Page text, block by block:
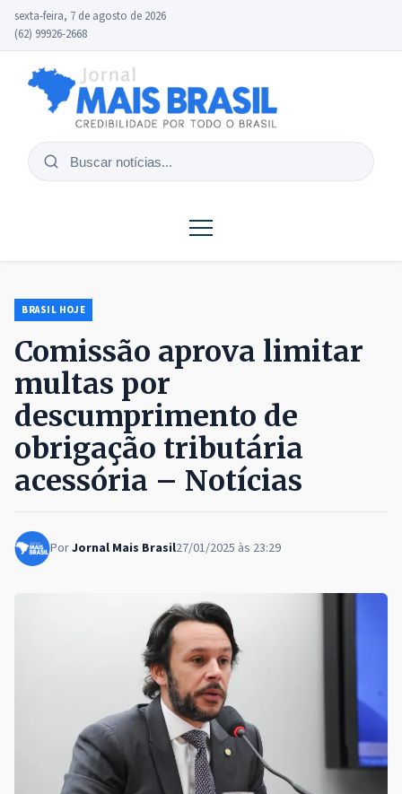
sexta-feira, 7 de agosto de 2026
(62) 99926-2668
Buscar
BRASIL HOJE
Comissão aprova limitar
multas por
descumprimento de
obrigação tributária
acessória – Notícias
PorJornal Mais Brasil27/01/2025 às 23:29